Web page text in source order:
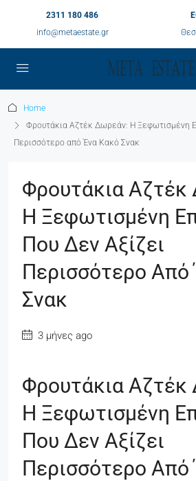
2311 180 486
info@metaestate.gr
Home
Φρουτάκια Αζτέκ Δωρεάν: Η Ξεφωτισμένη
Περισσότερο από Ένα Κακό Σνακ
Φρουτάκια
Η Ξεφωτισμένη
Που Δεν Αξίζει
Περισσότερο Από
Σνακ
3 μήνες ago
Φρουτάκια
Η Ξεφωτισμένη
Που Δεν Αξίζει
Περισσότερο Από